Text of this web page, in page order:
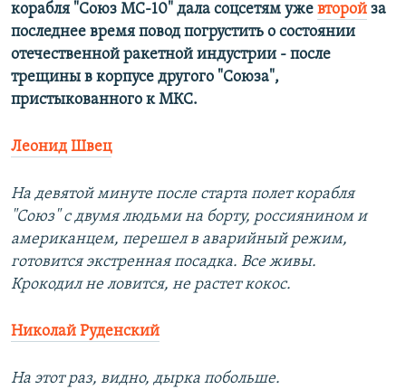
корабля "Союз МС-10" дала соцсетям уже второй за
последнее время повод погрустить о состоянии
отечественной ракетной индустрии - после
трещины в корпусе другого "Союза",
пристыкованного к МКС.
Леонид Швец
На девятой минуте после старта полет корабля
"Союз" с двумя людьми на борту, россиянином и
американцем, перешел в аварийный режим,
готовится экстренная посадка. Все живы.
Крокодил не ловится, не растет кокос.
Николай Руденский
На этот раз, видно, дырка побольше.